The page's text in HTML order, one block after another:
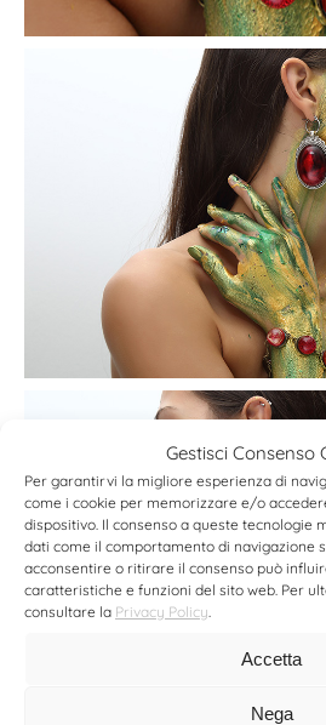
Gestisci Consenso
Per garantirvi la migliore esperienza di
come i cookie per memorizzare e/o
dispositivo. Il consenso a queste tecnologie
dati come il comportamento di navigazione
acconsentire o ritirare il consenso può
caratteristiche e funzioni del sito web. Per
consultare la Privacy Policy.
Accetta
Nega